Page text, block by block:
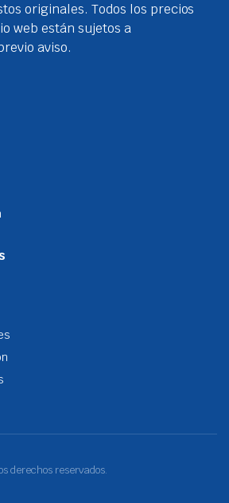
originales. Todos los precios
web están sujetos a
aviso.
derechos reservados.